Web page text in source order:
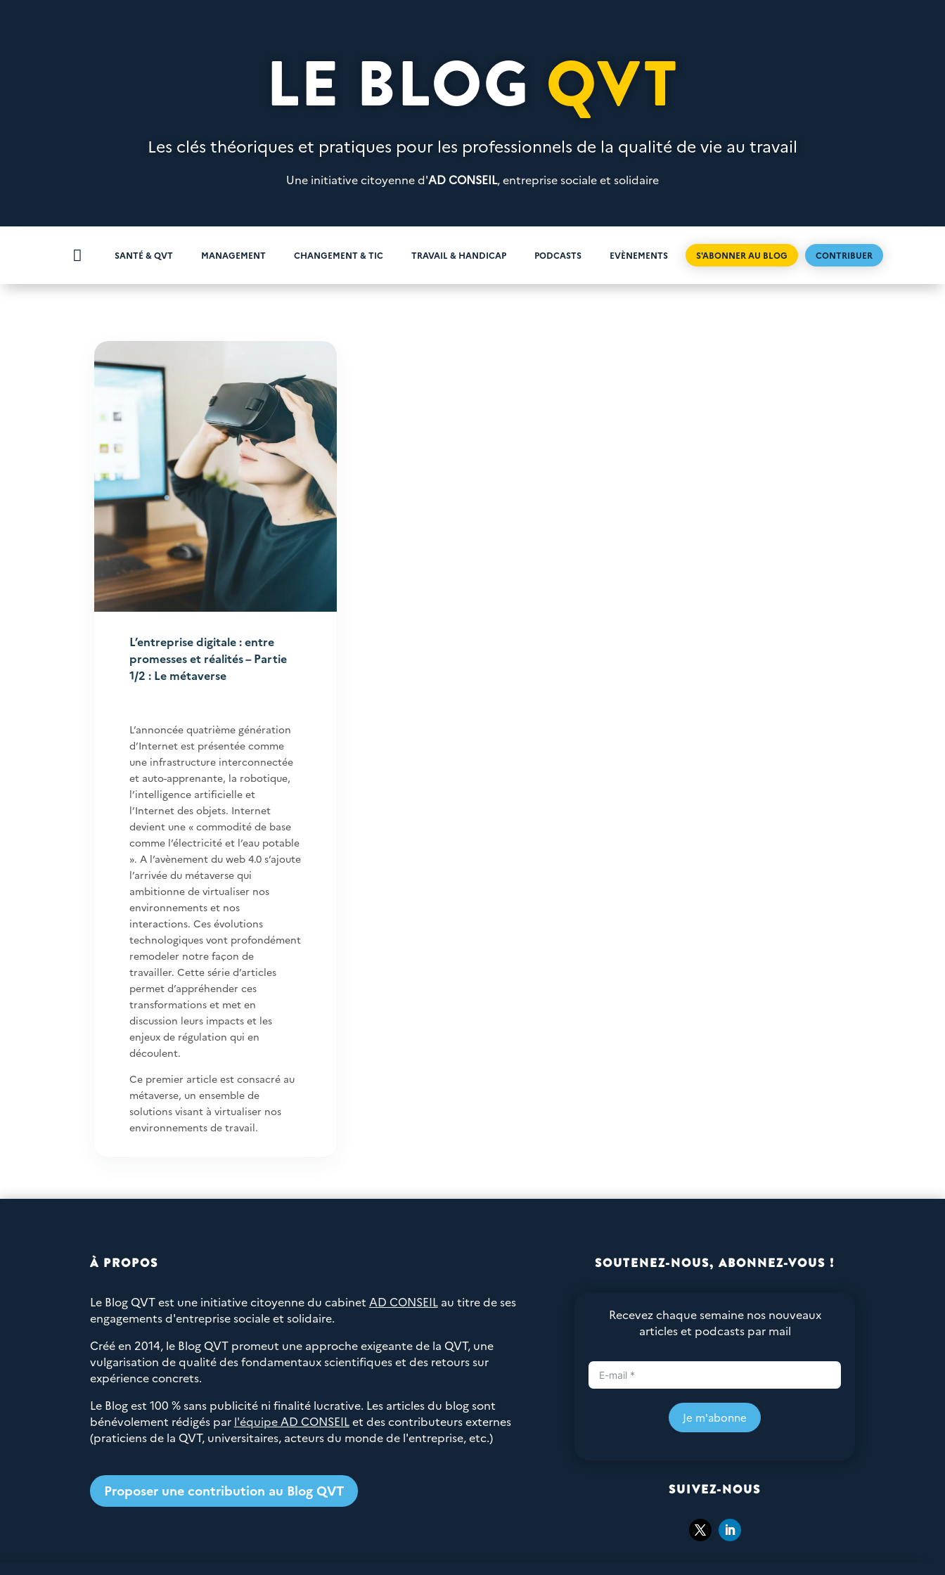
LE BLOG QVT
Les clés théoriques et pratiques pour les professionnels de la qualité de vie au travail
Une initiative citoyenne d'AD CONSEIL, entreprise sociale et solidaire
 SANTÉ & QVT MANAGEMENT CHANGEMENT & TIC TRAVAIL & HANDICAP PODCASTS EVÈNEMENTS S'ABONNER AU BLOG CONTRIBUER
L’entreprise digitale : entre
promesses et réalités – Partie
1/2 : Le métaverse
L’annoncée quatrième génération
d’Internet est présentée comme
une infrastructure interconnectée
et auto-apprenante, la robotique,
l’intelligence artificielle et
l’Internet des objets. Internet
devient une « commodité de base
comme l’électricité et l’eau potable
». A l’avènement du web 4.0 s’ajoute
l’arrivée du métaverse qui
ambitionne de virtualiser nos
environnements et nos
interactions. Ces évolutions
technologiques vont profondément
remodeler notre façon de
travailler. Cette série d’articles
permet d’appréhender ces
transformations et met en
discussion leurs impacts et les
enjeux de régulation qui en
découlent.
Ce premier article est consacré au
métaverse, un ensemble de
solutions visant à virtualiser nos
environnements de travail.
À PROPOS
Le Blog QVT est une initiative citoyenne du cabinet AD CONSEILau titre de ses
engagements d'entreprise sociale et solidaire.
Créé en 2014, le Blog QVT promeut une approche exigeante de la QVT, une
vulgarisation de qualité des fondamentaux scientifiques et des retours sur
expérience concrets.
Le Blog est 100 % sans publicité ni finalité lucrative. Les articles du blog sont
bénévolement rédigés par l'équipe AD CONSEILet des contributeurs externes
(praticiens de la QVT, universitaires, acteurs du monde de l'entreprise, etc.)
Proposer une contribution au Blog QVT
SOUTENEZ-NOUS, ABONNEZ-VOUS !
Recevez chaque semaine nos nouveaux
articles et podcasts par mail
Je m'abonne
SUIVEZ-NOUS